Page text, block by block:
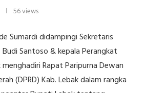
56views
Sumardi didampingi Sekretaris
Budi Santoso & kepala Perangkat
Rapat Paripurna Dewan
(DPRD) Kab. Lebak dalam rangka